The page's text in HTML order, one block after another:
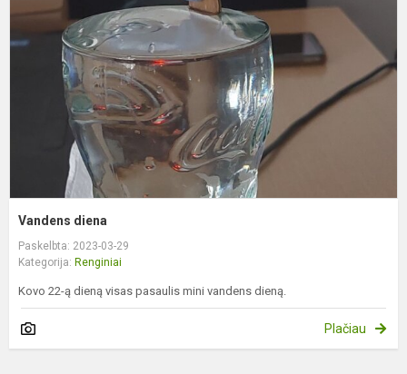
Vandens diena
Paskelbta: 2023-03-29
Kategorija: Renginiai
Kovo 22-ą dieną visas pasaulis mini vandens dieną.
Plačiau